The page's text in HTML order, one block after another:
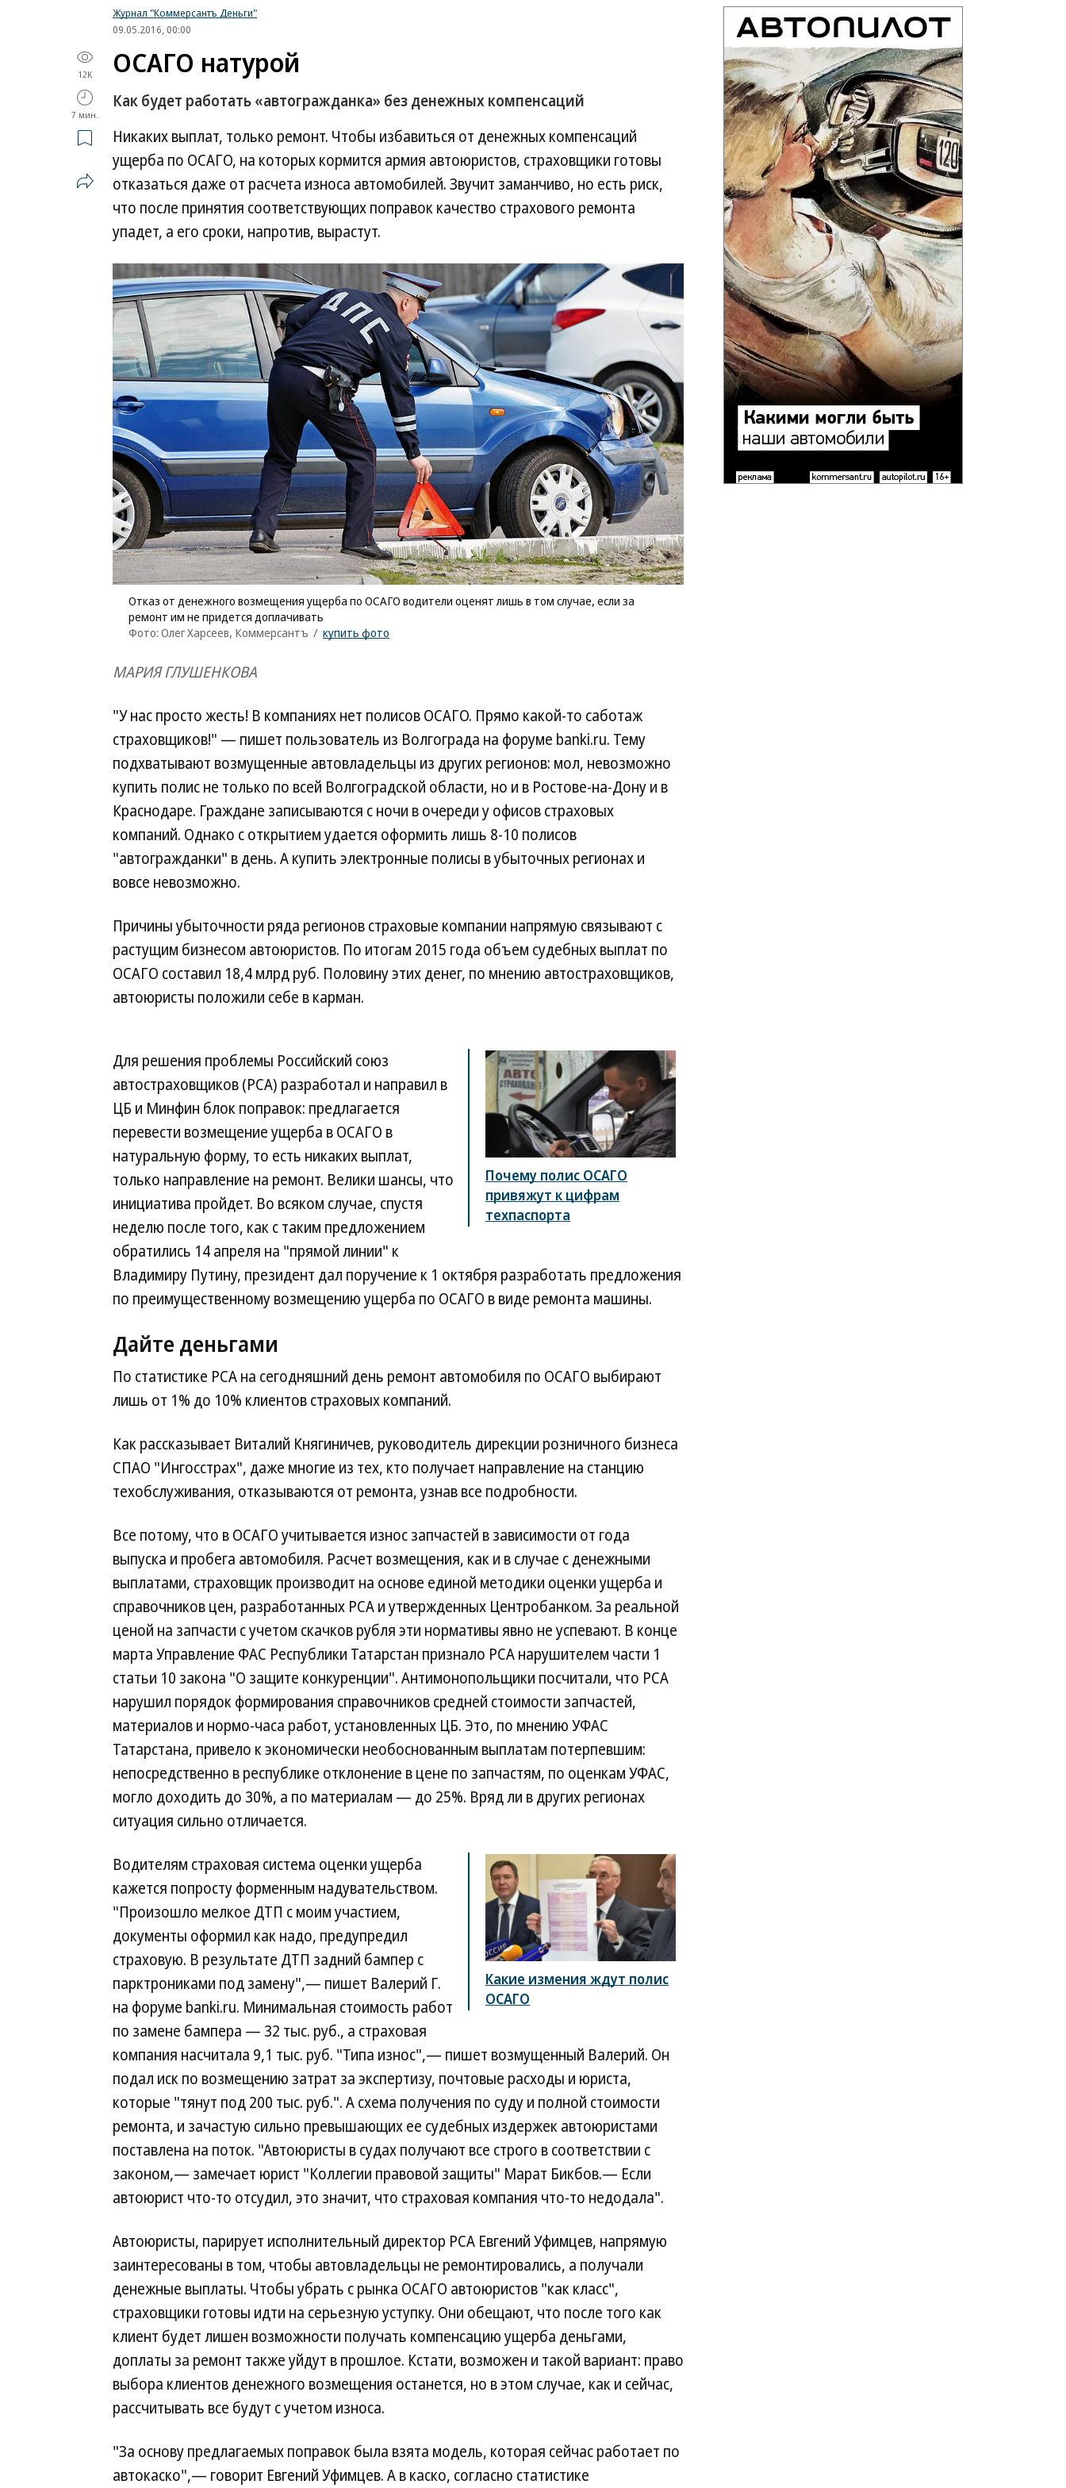
Журнал "Коммерсантъ Деньги"
09.05.2016, 00:00
12K
7 мин.
ОСАГО натурой
Как будет работать «автогражданка» без денежных компенсаций
Никаких выплат, только ремонт. Чтобы избавиться от денежных компенсаций
ущерба по ОСАГО, на которых кормится армия автоюристов, страховщики готовы
отказаться даже от расчета износа автомобилей. Звучит заманчиво, но есть риск,
что после принятия соответствующих поправок качество страхового ремонта
упадет, а его сроки, напротив, вырастут.
Отказ от денежного возмещения ущерба по ОСАГО водители оценят лишь в том случае, если за
ремонт им не придется доплачивать
Фото: Олег Харсеев, Коммерсантъ / купить фото
МАРИЯ ГЛУШЕНКОВА
"У нас просто жесть! В компаниях нет полисов ОСАГО. Прямо какой-то саботаж
страховщиков!" — пишет пользователь из Волгограда на форуме banki.ru. Тему
подхватывают возмущенные автовладельцы из других регионов: мол, невозможно
купить полис не только по всей Волгоградской области, но и в Ростове-на-Дону и в
Краснодаре. Граждане записываются с ночи в очереди у офисов страховых
компаний. Однако с открытием удается оформить лишь 8-10 полисов
"автогражданки" в день. А купить электронные полисы в убыточных регионах и
вовсе невозможно.
Причины убыточности ряда регионов страховые компании напрямую связывают с
растущим бизнесом автоюристов. По итогам 2015 года объем судебных выплат по
ОСАГО составил 18,4 млрд руб. Половину этих денег, по мнению автостраховщиков,
автоюристы положили себе в карман.
Почему полис ОСАГО
привяжут к цифрам
техпаспорта
Для решения проблемы Российский союз
автостраховщиков (РСА) разработал и направил в
ЦБ и Минфин блок поправок: предлагается
перевести возмещение ущерба в ОСАГО в
натуральную форму, то есть никаких выплат,
только направление на ремонт. Велики шансы, что
инициатива пройдет. Во всяком случае, спустя
неделю после того, как с таким предложением
обратились 14 апреля на "прямой линии" к
Владимиру Путину, президент дал поручение к 1 октября разработать предложения
по преимущественному возмещению ущерба по ОСАГО в виде ремонта машины.
Дайте деньгами
По статистике РСА на сегодняшний день ремонт автомобиля по ОСАГО выбирают
лишь от 1% до 10% клиентов страховых компаний.
Как рассказывает Виталий Княгиничев, руководитель дирекции розничного бизнеса
СПАО "Ингосстрах", даже многие из тех, кто получает направление на станцию
техобслуживания, отказываются от ремонта, узнав все подробности.
Все потому, что в ОСАГО учитывается износ запчастей в зависимости от года
выпуска и пробега автомобиля. Расчет возмещения, как и в случае с денежными
выплатами, страховщик производит на основе единой методики оценки ущерба и
справочников цен, разработанных РСА и утвержденных Центробанком. За реальной
ценой на запчасти с учетом скачков рубля эти нормативы явно не успевают. В конце
марта Управление ФАС Республики Татарстан признало РСА нарушителем части 1
статьи 10 закона "О защите конкуренции". Антимонопольщики посчитали, что РСА
нарушил порядок формирования справочников средней стоимости запчастей,
материалов и нормо-часа работ, установленных ЦБ. Это, по мнению УФАС
Татарстана, привело к экономически необоснованным выплатам потерпевшим:
непосредственно в республике отклонение в цене по запчастям, по оценкам УФАС,
могло доходить до 30%, а по материалам — до 25%. Вряд ли в других регионах
ситуация сильно отличается.
Какие измения ждут полис
ОСАГО
Водителям страховая система оценки ущерба
кажется попросту форменным надувательством.
"Произошло мелкое ДТП с моим участием,
документы оформил как надо, предупредил
страховую. В результате ДТП задний бампер с
парктрониками под замену",— пишет Валерий Г.
на форуме banki.ru. Минимальная стоимость работ
по замене бампера — 32 тыс. руб., а страховая
компания насчитала 9,1 тыс. руб. "Типа износ",— пишет возмущенный Валерий. Он
подал иск по возмещению затрат за экспертизу, почтовые расходы и юриста,
которые "тянут под 200 тыс. руб.". А схема получения по суду и полной стоимости
ремонта, и зачастую сильно превышающих ее судебных издержек автоюристами
поставлена на поток. "Автоюристы в судах получают все строго в соответствии с
законом,— замечает юрист "Коллегии правовой защиты" Марат Бикбов.— Если
автоюрист что-то отсудил, это значит, что страховая компания что-то недодала".
Автоюристы, парирует исполнительный директор РСА Евгений Уфимцев, напрямую
заинтересованы в том, чтобы автовладельцы не ремонтировались, а получали
денежные выплаты. Чтобы убрать с рынка ОСАГО автоюристов "как класс",
страховщики готовы идти на серьезную уступку. Они обещают, что после того как
клиент будет лишен возможности получать компенсацию ущерба деньгами,
доплаты за ремонт также уйдут в прошлое. Кстати, возможен и такой вариант: право
выбора клиентов денежного возмещения останется, но в этом случае, как и сейчас,
рассчитывать все будут с учетом износа.
"За основу предлагаемых поправок была взята модель, которая сейчас работает по
автокаско",— говорит Евгений Уфимцев. А в каско, согласно статистике